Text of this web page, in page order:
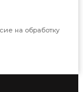
на обработку